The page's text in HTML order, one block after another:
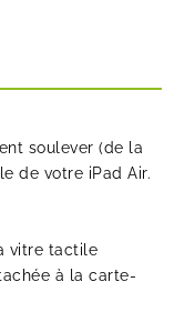
soulever (de la
de votre iPad Air.
vitre tactile
à la carte-